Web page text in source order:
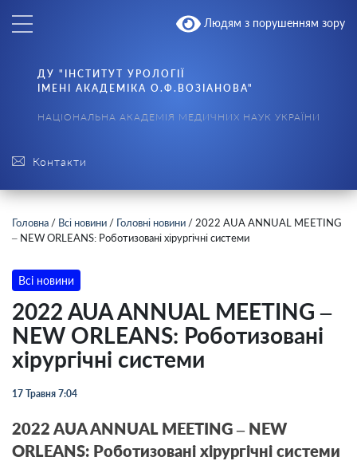
Людям з порушенням зору
Контакти
ДУ "ІНСТИТУТ УРОЛОГІЇ
ІМЕНІ АКАДЕМІКА О.Ф.ВОЗІАНОВА"
НАЦІОНАЛЬНА АКАДЕМІЯ МЕДИЧНИХ НАУК УКРАЇНИ
Головна / Всі новини / Головні новини / 2022 AUA ANNUAL MEETING
– NEW ORLEANS: Роботизовані хірургічні системи
Всі новини
2022 AUA ANNUAL MEETING –
NEW ORLEANS: Роботизовані
хірургічні системи
17 Травня 7:04
2022 AUA ANNUAL MEETING – NEW
ORLEANS: Роботизовані хірургічні системи